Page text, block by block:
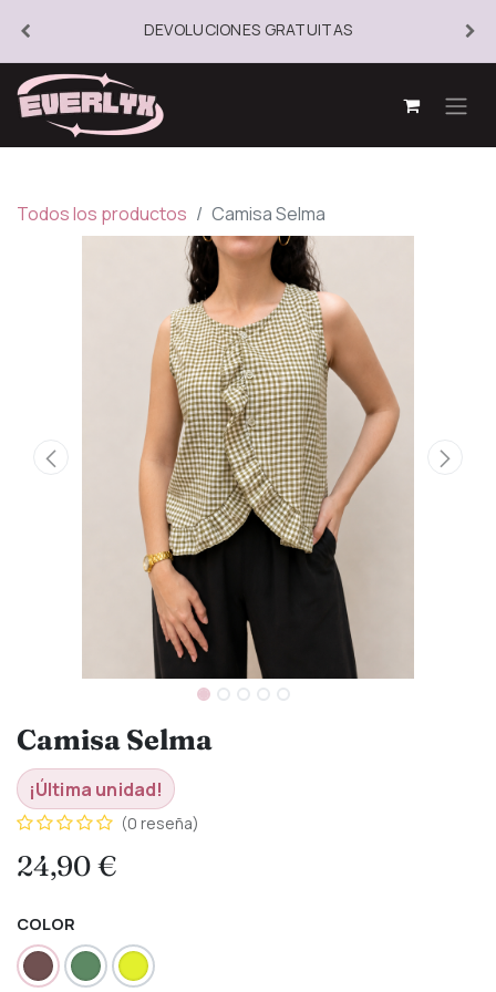
DEVOLUCIONES GRATUITAS
Todos los productos Camisa Selma
Camisa Selma
¡Última unidad!
(0 reseña)
24,90€
COLOR